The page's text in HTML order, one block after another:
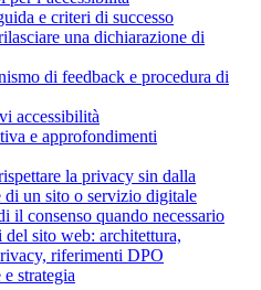
e criteri di successo
una dichiarazione di
di feedback e procedura di
accessibilità
e approfondimenti
la privacy sin dalla
di un sito o servizio digitale
il consenso quando necessario
del sito web: architettura,
riferimenti DPO
strategia